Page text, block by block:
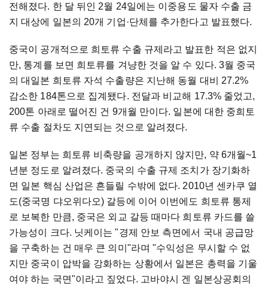
전해졌다. 한 달 뒤인 2월 24일에는 이중용도 물자 수출 금
지 대상에 일본의 20개 기업·단체를 추가한다고 발표했다.
중국이 공개적으로 희토류 수출 규제라고 발표한 적은 없지
만, 통계를 보면 희토류를 겨냥한 것을 알 수 있다. 3월 중국
의 대일본 희토류 자석 수출량은 지난해 동월 대비 27.2%
감소한 184톤으로 집계됐다. 전달과 비교해 17.3% 줄었고,
200톤 아래로 떨어진 건 9개월 만이다. 일본에 대한 중희토
류 수출 절차도 지연되는 것으로 알려졌다.
일본 정부는 희토류 비축량을 공개하지 않지만, 약 6개월~1
년분 정도로 알려졌다. 중국의 수출 규제 조치가 장기화하
면 일본 핵심 산업은 흔들릴 수밖에 없다. 2010년 센카쿠 열
도(중국명 댜오위다오) 갈등에 이어 이번에도 희토류 통제
로 보복한 만큼, 중국은 외교 갈등 때마다 희토류 카드를 쓸
가능성이 크다. 닛케이는 "경제 안보 측면에서 국내 공급망
을 구축하는 건 매우 큰 의미"라며 "수익성은 무시할 수 없
지만 중국이 압박을 강화하는 상황에서 일본은 총력을 기울
여야 하는 국면"이라고 짚었다. 고바야시 겐 일본상공회의